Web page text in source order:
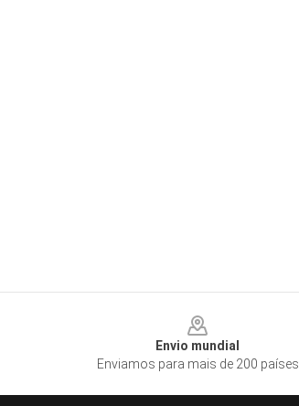
Envio mundial
Enviamos para mais de 200 países